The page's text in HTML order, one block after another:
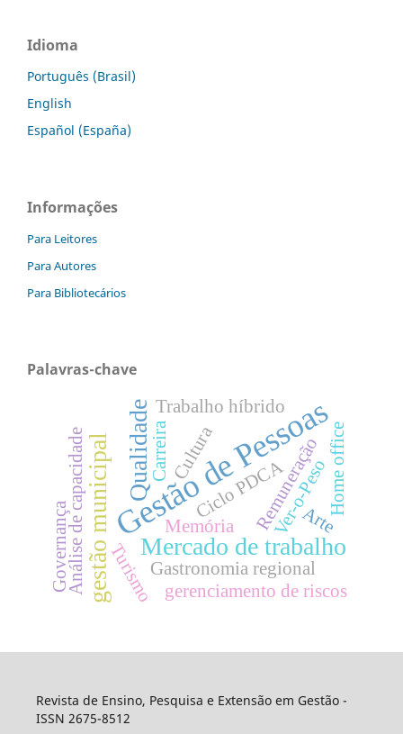
Idioma
Português (Brasil)
English
Español (España)
Informações
Para Leitores
Para Autores
Para Bibliotecários
Palavras-chave
Gestão de Pessoas
Qualidade
Mercado de trabalho
gestão municipal Ciclo PDCA
Análise de capacidade Carreira Remuneração
Cultura
Memória
TurismoGastronomia regional
Ver-o-Peso
gerenciamento de riscos
Trabalho híbrido
Home office
Governança Arte
Revista de Ensino, Pesquisa e Extensão em Gestão -
ISSN 2675-8512